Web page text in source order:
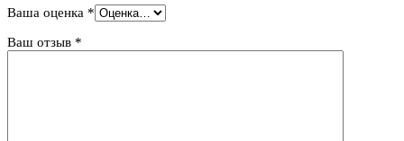
Ваша оценка *
Ваш отзыв *